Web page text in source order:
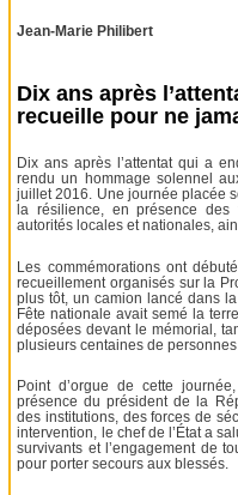
Jean-Marie Philibert
Dix ans après
recueille pour ne
Dix ans après l’attentat qui a
rendu un hommage solennel
juillet 2016. Une journée placée
la résilience, en présence
autorités locales et nationales,
Les commémorations ont
recueillement organisés sur la
plus tôt, un camion lancé dans
Fête nationale avait semé la
déposées devant le mémorial,
plusieurs centaines de
Point d’orgue de cette
présence du président de la
des institutions, des forces de
intervention, le chef de l’État a
survivants et l’engagement de
pour porter secours aux blessés.